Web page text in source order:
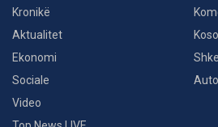
Kronikë
Aktualitet
Ekonomi
Sociale
Video
Auto